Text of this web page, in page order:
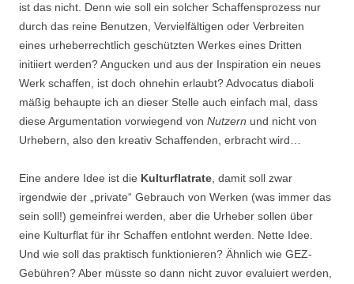
ist das nicht. Denn wie soll ein solcher Schaffensprozess nur
durch das reine Benutzen, Vervielfältigen oder Verbreiten
eines urheberrechtlich geschützten Werkes eines Dritten
initiiert werden? Angucken und aus der Inspiration ein neues
Werk schaffen, ist doch ohnehin erlaubt? Advocatus diaboli
mäßig behaupte ich an dieser Stelle auch einfach mal, dass
diese Argumentation vorwiegend von Nutzern und nicht von
Urhebern, also den kreativ Schaffenden, erbracht wird…
Eine andere Idee ist die Kulturflatrate , damit soll zwar
irgendwie der „private“ Gebrauch von Werken (was immer das
sein soll!) gemeinfrei werden, aber die Urheber sollen über
eine Kulturflat für ihr Schaffen entlohnt werden. Nette Idee.
Und wie soll das praktisch funktionieren? Ähnlich wie GEZ-
Gebühren? Aber müsste so dann nicht zuvor evaluiert werden,